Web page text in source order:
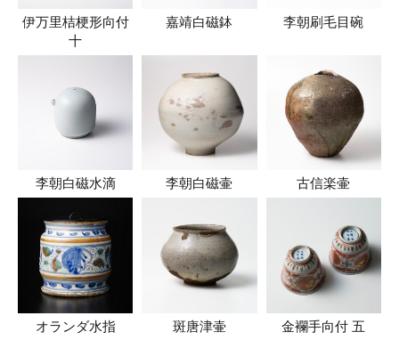
伊万里桔梗形向付
十
嘉靖白磁鉢 李朝刷毛目碗
李朝白磁水滴 李朝白磁壷 古信楽壷
オランダ水指 斑唐津壷 金襴手向付 五